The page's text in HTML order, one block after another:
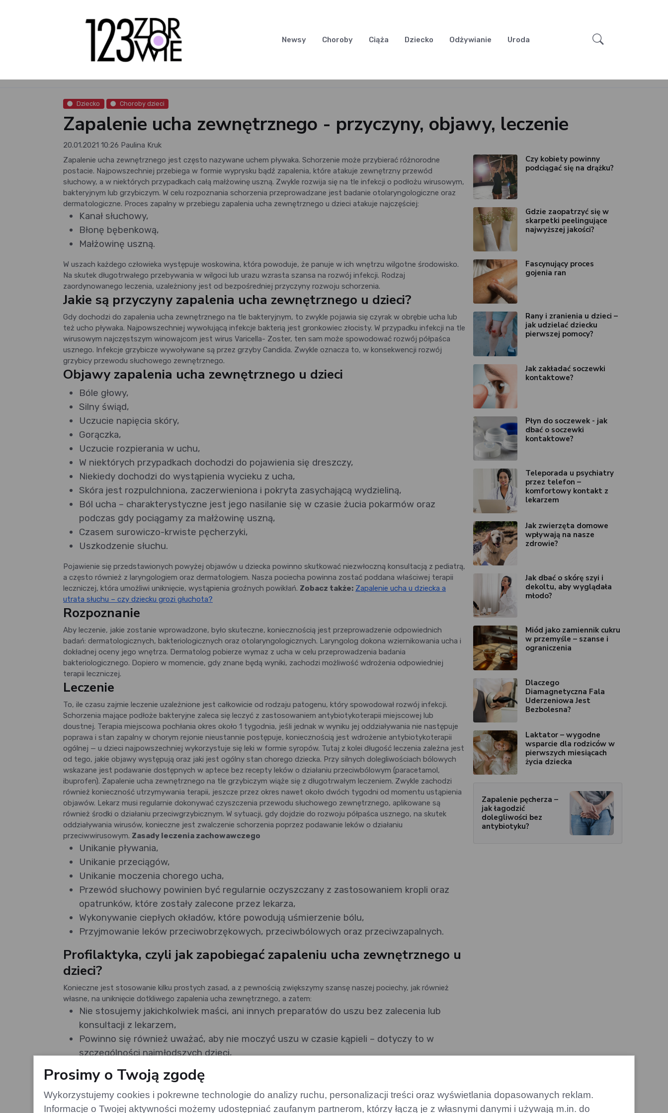
Newsy Choroby Ciąża Dziecko Odżywianie Uroda
Dziecko Choroby dzieci
Zapalenie ucha zewnętrznego - przyczyny, objawy, leczenie
20.01.2021 10:26 Paulina Kruk
Zapalenie ucha zewnętrznego jest często nazywane uchem pływaka. Schorzenie może przybierać różnorodne
postacie. Najpowszechniej przebiega w formie wyprysku bądź zapalenia, które atakuje zewnętrzny przewód
słuchowy, a w niektórych przypadkach całą małżowinę uszną. Zwykle rozwija się na tle infekcji o podłożu wirusowym,
bakteryjnym lub grzybiczym. W celu rozpoznania schorzenia przeprowadzane jest badanie otolaryngologiczne oraz
dermatologiczne. Proces zapalny w przebiegu zapalenia ucha zewnętrznego u dzieci atakuje najczęściej:
Kanał słuchowy,
Błonę bębenkową,
Małżowinę uszną.
W uszach każdego człowieka występuje woskowina, która powoduje, że panuje w ich wnętrzu wilgotne środowisko.
Na skutek długotrwałego przebywania w wilgoci lub urazu wzrasta szansa na rozwój infekcji. Rodzaj
zaordynowanego leczenia, uzależniony jest od bezpośredniej przyczyny rozwoju schorzenia.
Jakie są przyczyny zapalenia ucha zewnętrznego u dzieci?
Gdy dochodzi do zapalenia ucha zewnętrznego na tle bakteryjnym, to zwykle pojawia się czyrak w obrębie ucha lub
też ucho pływaka. Najpowszechniej wywołującą infekcje bakterią jest gronkowiec złocisty. W przypadku infekcji na tle
wirusowym najczęstszym winowajcom jest wirus Varicella- Zoster, ten sam może spowodować rozwój półpaśca
usznego. Infekcje grzybicze wywoływane są przez grzyby Candida. Zwykle oznacza to, w konsekwencji rozwój
grzybicy przewodu słuchowego zewnętrznego.
Objawy zapalenia ucha zewnętrznego u dzieci
Bóle głowy,
Silny świąd,
Uczucie napięcia skóry,
Gorączka,
Uczucie rozpierania w uchu,
W niektórych przypadkach dochodzi do pojawienia się dreszczy,
Niekiedy dochodzi do wystąpienia wycieku z ucha,
Skóra jest rozpulchniona, zaczerwieniona i pokryta zasychającą wydzieliną,
Ból ucha – charakterystyczne jest jego nasilanie się w czasie żucia pokarmów oraz
podczas gdy pociągamy za małżowinę uszną,
Czasem surowiczo-krwiste pęcherzyki,
Uszkodzenie słuchu.
Pojawienie się przedstawionych powyżej objawów u dziecka powinno skutkować niezwłoczną konsultacją z pediatrą,
a często również z laryngologiem oraz dermatologiem. Nasza pociecha powinna zostać poddana właściwej terapii
leczniczej, która umożliwi uniknięcie, wystąpienia groźnych powikłań. Zobacz także: Zapalenie ucha u dziecka a
utrata słuchu – czy dziecku grozi głuchota?
Rozpoznanie
Aby leczenie, jakie zostanie wprowadzone, było skuteczne, koniecznością jest przeprowadzenie odpowiednich
badań: dermatologicznych, bakteriologicznych oraz otolaryngologicznych. Laryngolog dokona wziernikowania ucha i
dokładnej oceny jego wnętrza. Dermatolog pobierze wymaz z ucha w celu przeprowadzenia badania
bakteriologicznego. Dopiero w momencie, gdy znane będą wyniki, zachodzi możliwość wdrożenia odpowiedniej
terapii leczniczej.
Leczenie
To, ile czasu zajmie leczenie uzależnione jest całkowicie od rodzaju patogenu, który spowodował rozwój infekcji.
Schorzenia mające podłoże bakteryjne zaleca się leczyć z zastosowaniem antybiotykoterapii miejscowej lub
doustnej. Terapia miejscowa pochłania okres około 1 tygodnia, jeśli jednak w wyniku jej oddziaływania nie następuje
poprawa i stan zapalny w chorym rejonie nieustannie postępuje, koniecznością jest wdrożenie antybiotykoterapii
ogólnej — u dzieci najpowszechniej wykorzystuje się leki w formie syropów. Tutaj z kolei długość leczenia zależna jest
od tego, jakie objawy występują oraz jaki jest ogólny stan chorego dziecka. Przy silnych dolegliwościach bólowych
wskazane jest podawanie dostępnych w aptece bez recepty leków o działaniu przeciwbólowym (paracetamol,
ibuprofen). Zapalenie ucha zewnętrznego na tle grzybiczym wiąże się z długotrwałym leczeniem. Zwykle zachodzi
również konieczność utrzymywania terapii, jeszcze przez okres nawet około dwóch tygodni od momentu ustąpienia
objawów. Lekarz musi regularnie dokonywać czyszczenia przewodu słuchowego zewnętrznego, aplikowane są
również środki o działaniu przeciwgrzybicznym. W sytuacji, gdy dojdzie do rozwoju półpaśca usznego, na skutek
oddziaływania wirusów, konieczne jest zwalczenie schorzenia poprzez podawanie leków o działaniu
przeciwwirusowym. Zasady leczenia zachowawczego
Unikanie pływania,
Unikanie przeciągów,
Unikanie moczenia chorego ucha,
Przewód słuchowy powinien być regularnie oczyszczany z zastosowaniem kropli oraz
opatrunków, które zostały zalecone przez lekarza,
Wykonywanie ciepłych okładów, które powodują uśmierzenie bólu,
Przyjmowanie leków przeciwobrzękowych, przeciwbólowych oraz przeciwzapalnych.
Profilaktyka, czyli jak zapobiegać zapaleniu ucha zewnętrznego u
dzieci?
Konieczne jest stosowanie kilku prostych zasad, a z pewnością zwiększymy szansę naszej pociechy, jak również
własne, na uniknięcie dotkliwego zapalenia ucha zewnętrznego, a zatem:
Nie stosujemy jakichkolwiek maści, ani innych preparatów do uszu bez zalecenia lub
konsultacji z lekarzem,
Powinno się również uważać, aby nie moczyć uszu w czasie kąpieli – dotyczy to w
szczególności najmłodszych dzieci,
Jeśli dziecko regularnie bywa na basenie, warto wyposażyć je w zatyczki do uszu lub
stosować krople, które wpłyną na utrzymywanie prawidłowego poziomu wilgotności w
zewnętrznym kanale słuchowym,
W sytuacji, gdy noszony jest aparat słuchowy, powinien być on regularnie wyjmowany i
Czy kobiety powinny
podciągać się na drążku?
Gdzie zaopatrzyć się w
skarpetki peelingujące
najwyższej jakości?
Fascynujący proces
gojenia ran
Rany i zranienia u dzieci –
jak udzielać dziecku
pierwszej pomocy?
Jak zakładać soczewki
kontaktowe?
Płyn do soczewek - jak
dbać o soczewki
kontaktowe?
Teleporada u psychiatry
przez telefon –
komfortowy kontakt z
lekarzem
Jak zwierzęta domowe
wpływają na nasze
zdrowie?
Jak dbać o skórę szyi i
dekoltu, aby wyglądała
młodo?
Miód jako zamiennik cukru
w przemyśle – szanse i
ograniczenia
Dlaczego
Diamagnetyczna Fala
Uderzeniowa Jest
Bezbolesna?
Laktator – wygodne
wsparcie dla rodziców w
pierwszych miesiącach
życia dziecka
Zapalenie pęcherza –
jak łagodzić
dolegliwości bez
antybiotyku?
Prosimy o Twoją zgodę
Wykorzystujemy cookies i pokrewne technologie do analizy ruchu, personalizacji treści oraz wyświetlania dopasowanych reklam.
Informacje o Twojej aktywności możemy udostępniać zaufanym partnerom, którzy łączą je z własnymi danymi i używają m.in. do